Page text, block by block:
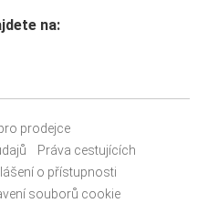
na:
prodejce
Práva cestujících
o přístupnosti
souborů cookie